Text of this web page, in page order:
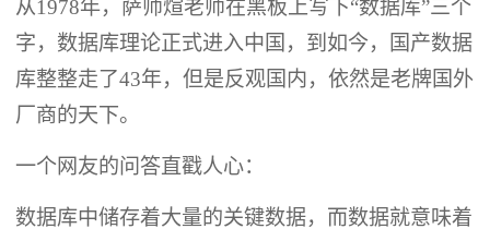
从1978年，萨师煊老师在黑板上写下“数据库”三个
字，数据库理论正式进入中国，到如今，国产数据
库整整走了43年，但是反观国内，依然是老牌国外
厂商的天下。
一个网友的问答直戳人心：
数据库中储存着大量的关键数据，而数据就意味着